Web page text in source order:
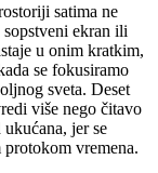
satima ne
ekran ili
u onim kratkim,
se fokusiramo
sveta. Deset
više nego čitavo
jer se
protokom vremena.